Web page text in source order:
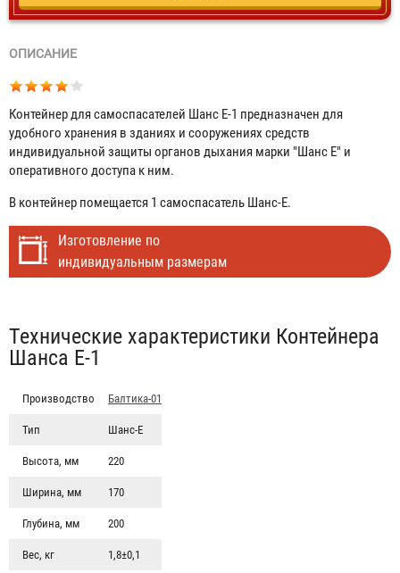
ОПИСАНИЕ
Контейнер для самоспасателей Шанс Е-1 предназначен для
удобного хранения в зданиях и сооружениях средств
индивидуальной защиты органов дыхания марки "Шанс Е" и
оперативного доступа к ним.
В контейнер помещается 1 самоспасатель Шанс-Е.
Изготовление по
индивидуальным размерам
Табы
Технические характеристики Контейнера
Шанса Е-1
Производство Балтика-01
Тип Шанс-Е
Высота, мм 220
Ширина, мм 170
Глубина, мм 200
Вес, кг 1,8±0,1